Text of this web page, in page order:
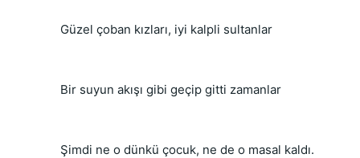
Güzel çoban kızları, iyi kalpli sultanlar
Bir suyun akışı gibi geçip gitti zamanlar
Şimdi ne o dünkü çocuk, ne de o masal kaldı.